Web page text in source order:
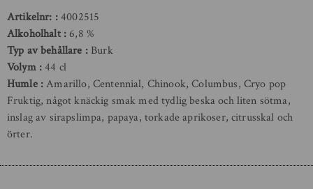
Artikelnr:
4002515
Alkoholhalt 6,8 %
Typ av behållare
Burk
Volym 44 cl
Humle Amarillo, Centennial, Chinook, Columbus, Cryo pop
Fruktig, något knäckig smak med tydlig beska och liten sötma,
inslag av sirapslimpa, papaya, torkade aprikoser, citrusskal och
örter.